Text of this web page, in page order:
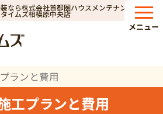
なら株式会社首都圏ハウスメンテナンス｜プ
イムズ相模原中央店
メニュー
ランと費用
工プランと費用